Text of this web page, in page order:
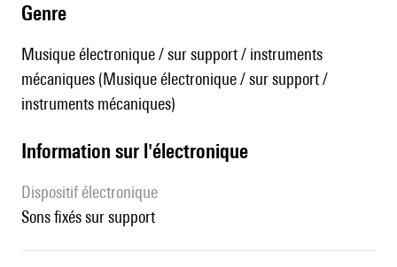
genre
Musique électronique / sur support / instruments
mécaniques (Musique électronique / sur support /
instruments mécaniques)
Information sur l'électronique
Dispositif électronique
sons fixés sur support